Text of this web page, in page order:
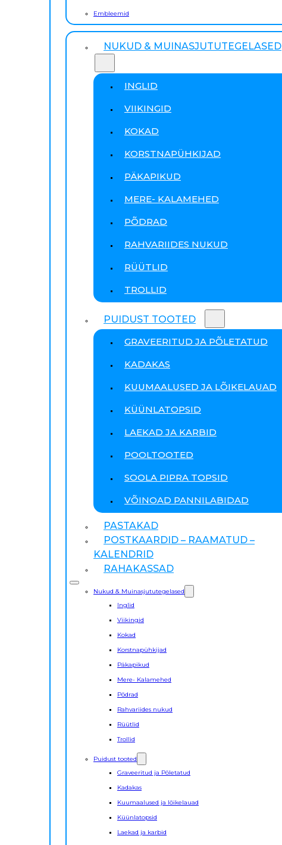
Embleemid
NUKUD & MUINASJUTUTEGELASED
INGLID
VIIKINGID
KOKAD
KORSTNAPÜHKIJAD
PÄKAPIKUD
MERE- KALAMEHED
PÕDRAD
RAHVARIIDES NUKUD
RÜÜTLID
TROLLID
PUIDUST TOOTED
GRAVEERITUD JA PÕLETATUD
KADAKAS
KUUMAALUSED JA LÕIKELAUAD
KÜÜNLATOPSID
LAEKAD JA KARBID
POOLTOOTED
SOOLA PIPRA TOPSID
VÕINOAD PANNILABIDAD
PASTAKAD
POSTKAARDID – RAAMATUD –
KALENDRID
RAHAKASSAD
Nukud & Muinasjututegelased
Inglid
Viikingid
Kokad
Korstnapühkijad
Päkapikud
Mere- Kalamehed
Põdrad
Rahvariides nukud
Rüütlid
Trollid
Puidust tooted
Graveeritud ja Põletatud
Kadakas
Kuumaalused ja lõikelauad
Küünlatopsid
Laekad ja karbid